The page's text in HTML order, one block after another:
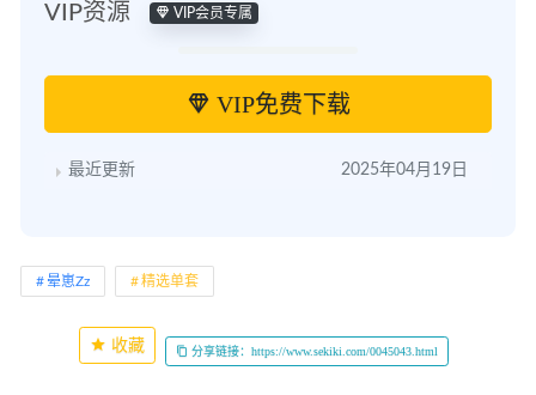
VIP资源 VIP会员专属
VIP免费下载
最近更新 2025年04月19日
晕崽Zz 精选单套
收藏 分享链接：https://www.sekiki.com/0045043.html